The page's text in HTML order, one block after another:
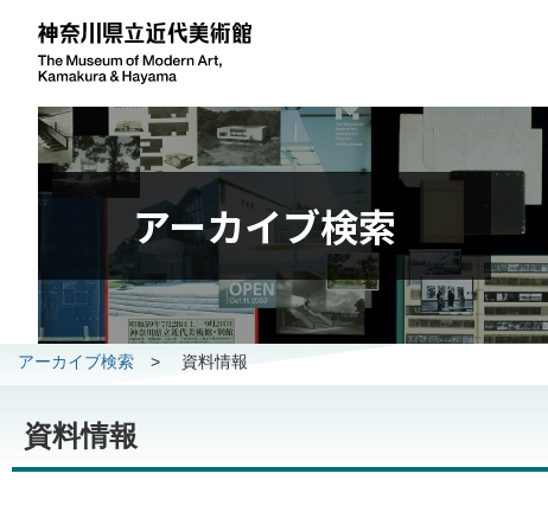
アーカイブ検索
アーカイブ検索 > 資料情報
資料情報